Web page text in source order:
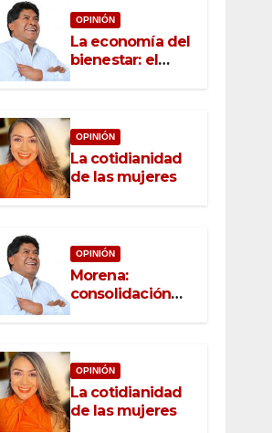
OPINIÓN
La economía del
bienestar: el
nuevo rostro del
OPINIÓN
La cotidianidad
de las mujeres
OPINIÓN
Morena:
consolidación
con raíz, rumbo
OPINIÓN
La cotidianidad
de las mujeres